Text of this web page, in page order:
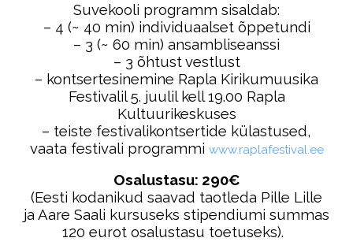
Suvekooli programm sisaldab:
– 4 (~ 40 min) individuaalset õppetundi
– 3 (~ 60 min) ansambliseanssi
– 3 õhtust vestlust
– kontsertesinemine Rapla Kirikumuusika
Festivalil 5. juulil kell 19.00 Rapla
Kultuurikeskuses
– teiste festivalikontsertide külastused,
vaata festivali programmi www.raplafestival.ee
Osalustasu: 290€
(Eesti kodanikud saavad taotleda Pille Lille
ja Aare Saali kursuseks stipendiumi summas
120 eurot osalustasu toetuseks).